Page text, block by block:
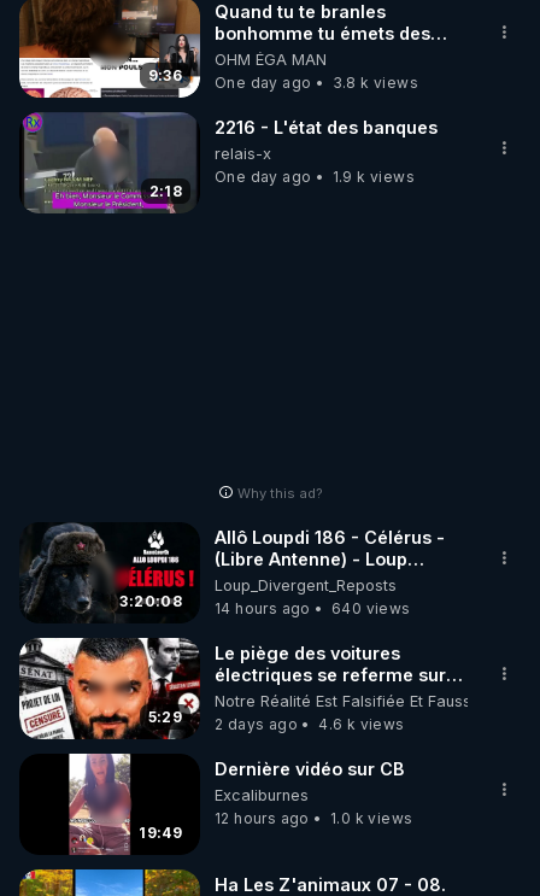
9:36
Quand tu te branles
bonhomme tu émets des
ondes ils ont juste omis de
t'expliquer
OHM ÉGA MAN
One day ago
3.8 k views
2:18
2216 - L'état des banques
relais-x
One day ago
1.9 k views
Why this ad?
3:20:08
Allô Loupdi 186 - Célérus -
(Libre Antenne) - Loup
Divergent 2026.08.06
Loup_Divergent_Reposts
14 hours ago
640 views
5:29
Le piège des voitures
électriques se referme sur
les usagers !
Notre Réalité Est Falsifiée Et Fausse
2 days ago
4.6 k views
19:49
Dernière vidéo sur CB
Excaliburnes
12 hours ago
1.0 k views
Ha Les Z'animaux 07 - 08.